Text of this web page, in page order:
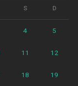
S D
4 5
11 12
18 19